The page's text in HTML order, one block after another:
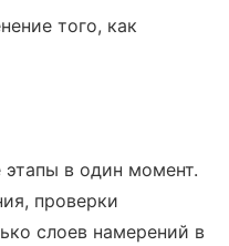
того, как
в один момент.
проверки
слоев намерений в